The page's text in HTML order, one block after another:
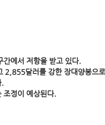
에서 저항을 받고 있다.
달러를 강한 장대양봉으
.
정이 예상된다.